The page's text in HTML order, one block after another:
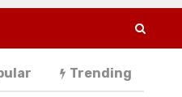
Trending